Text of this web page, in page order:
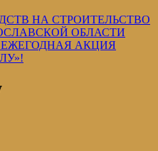
НА СТРОИТЕЛЬСТВО
ОБЛАСТИ
ЕЖЕГОДНАЯ АКЦИЯ